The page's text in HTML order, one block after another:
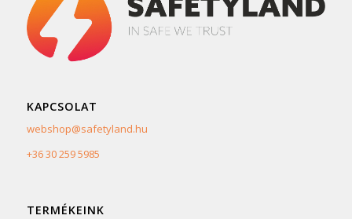
KAPCSOLAT
webshop@safetyland.hu
+36 30 259 5985
TERMÉKEINK